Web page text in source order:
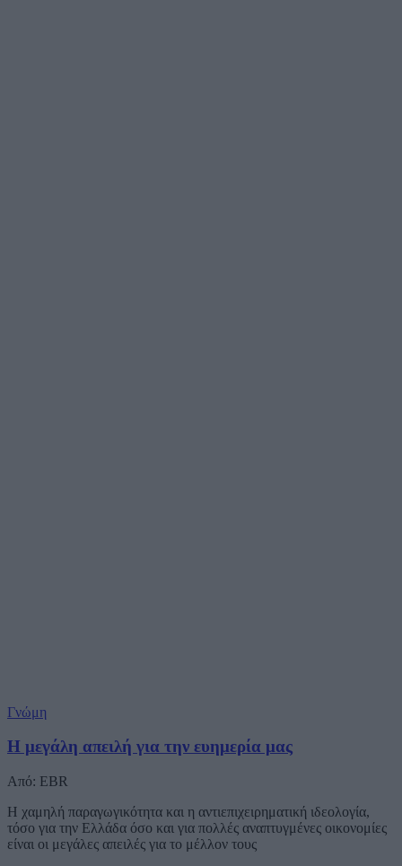
Γνώμη
Η μεγάλη απειλή για την ευημερία μας
Από: EBR
Η χαμηλή παραγωγικότητα και η αντιεπιχειρηματική ιδεολογία,
τόσο για την Ελλάδα όσο και για πολλές αναπτυγμένες οικονομίες
είναι οι μεγάλες απειλές για το μέλλον τους